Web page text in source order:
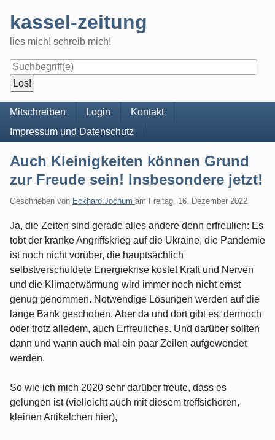
content
kassel-zeitung
lies mich! schreib mich!
Navigation
Mitschreiben Login
Kontakt
Impressum und Datenschutz
Auch Kleinigkeiten können Grund
zur Freude sein! Insbesondere jetzt!
Geschrieben von Eckhard Jochum am Freitag, 16. Dezember 2022
Ja, die Zeiten sind gerade alles andere denn erfreulich: Es
tobt der kranke Angriffskrieg auf die Ukraine, die Pandemie
ist noch nicht vorüber, die hauptsächlich
selbstverschuldete Energiekrise kostet Kraft und Nerven
und die Klimaerwärmung wird immer noch nicht ernst
genug genommen. Notwendige Lösungen werden auf die
lange Bank geschoben. Aber da und dort gibt es, dennoch
oder trotz alledem, auch Erfreuliches. Und darüber sollten
dann und wann auch mal ein paar Zeilen aufgewendet
werden.
So wie ich mich 2020 sehr darüber freute, dass es
gelungen ist (vielleicht auch mit diesem treffsicheren,
kleinen Artikelchen hier),